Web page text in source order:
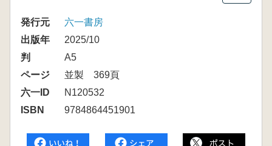
発行元
六一書房
出版年
2025/10
判
A5
ページ
並製 369頁
六一ID
N120532
ISBN
9784864451901